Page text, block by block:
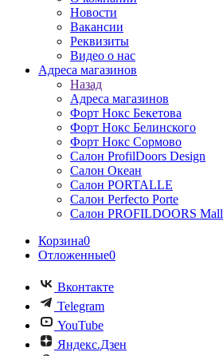
Новости
Вакансии
Реквизиты
Видео о нас
Адреса магазинов
Назад
Адреса магазинов
Форт Нокс Бекетова
Форт Нокс Белинского
Форт Нокс Сормово
Салон ProfilDoors Design
Салон Океан
Салон PORTALLE
Салон Perfecto Portе
Салон PROFILDOORS Mall
Корзина0
Отложенные0
Вконтакте
Telegram
YouTube
Яндекс.Дзен